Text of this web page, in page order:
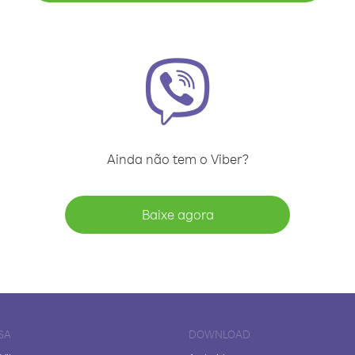
Ainda não tem o Viber?
Baixe agora
DOWNLOAD